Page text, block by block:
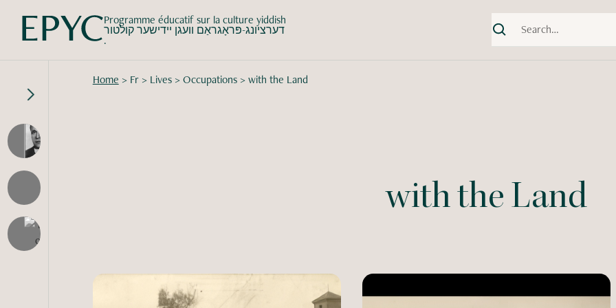
Programme éducatif sur la culture yiddish
דערציונג-פּראָגראַם וועגן יידישער קולטור
.
Home > Fr > Lives > Occupations > with the Land
with the Land